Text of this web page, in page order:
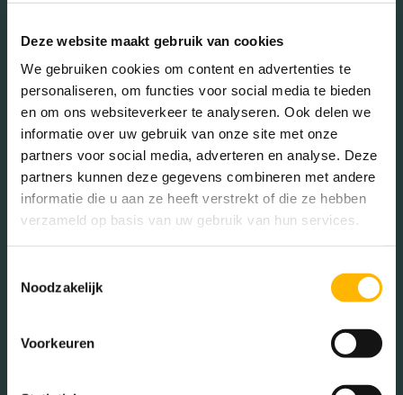
Deze website maakt gebruik van cookies
We gebruiken cookies om content en advertenties te
personaliseren, om functies voor social media te bieden
en om ons websiteverkeer te analyseren. Ook delen we
informatie over uw gebruik van onze site met onze
partners voor social media, adverteren en analyse. Deze
partners kunnen deze gegevens combineren met andere
informatie die u aan ze heeft verstrekt of die ze hebben
verzameld op basis van uw gebruik van hun services.
Noodzakelijk
Voorkeuren